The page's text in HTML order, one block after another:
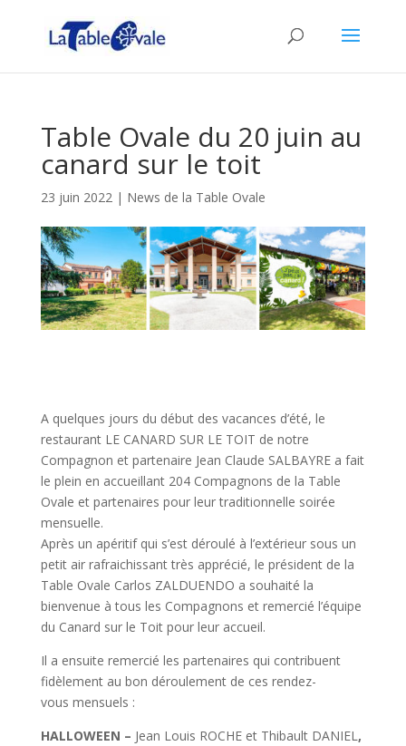
Table Ovale du 20 juin au
canard sur le toit
23 juin 2022| News de la Table Ovale
A quelques jours du début des vacances d’été, le
restaurant LE CANARD SUR LE TOIT de notre
Compagnon et partenaire Jean Claude SALBAYRE a fait
le plein en accueillant 204 Compagnons de la Table
Ovale et partenaires pour leur traditionnelle soirée
mensuelle.
Après un apéritif qui s’est déroulé à l’extérieur sous un
petit air rafraichissant très apprécié, le président de la
Table Ovale Carlos ZALDUENDO a souhaité la
bienvenue à tous les Compagnons et remercié l’équipe
du Canard sur le Toit pour leur accueil.
Il a ensuite remercié les partenaires qui contribuent
fidèlement au bon déroulement de ces rendez-
vous mensuels :
HALLOWEEN – Jean Louis ROCHE et Thibault DANIEL,